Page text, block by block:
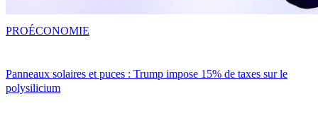
Panneaux solaires et puces : Trump impose 15% de taxes sur le
polysilicium
PROÉCONOMIE